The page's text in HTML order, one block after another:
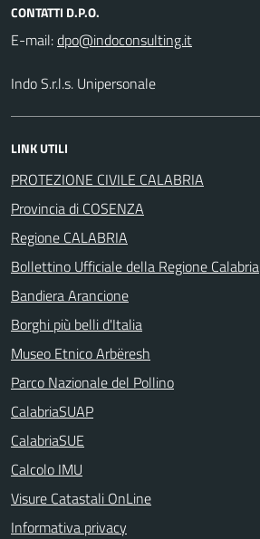
CONTATTI D.P.O.
E-mail:
Indo S.r.l.s. Unipersonale
LINK UTILI
PROTEZIONE CIVILE CALABRIA
Provincia di COSENZA
Regione CALABRIA
Bollettino Ufficiale della Regione Calabria
Bandiera Arancione
Borghi più belli d'Italia
Museo Etnico Arbëresh
Parco Nazionale del Pollino
CalabriaSUAP
CalabriaSUE
Calcolo IMU
Visure Catastali OnLine
Informativa privacy